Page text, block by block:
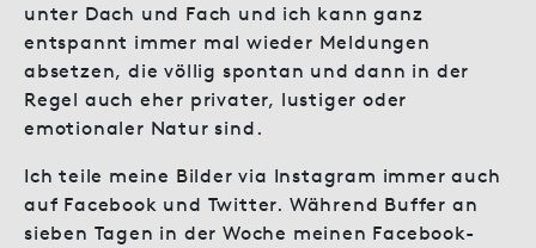
unter Dach und Fach und ich kann ganz
entspannt immer mal wieder Meldungen
absetzen, die völlig spontan und dann in der
Regel auch eher privater, lustiger oder
emotionaler Natur sind.
Ich teile meine Bilder via Instagram immer auch
auf Facebook und Twitter. Während Buffer an
sieben Tagen in der Woche meinen Facebook-